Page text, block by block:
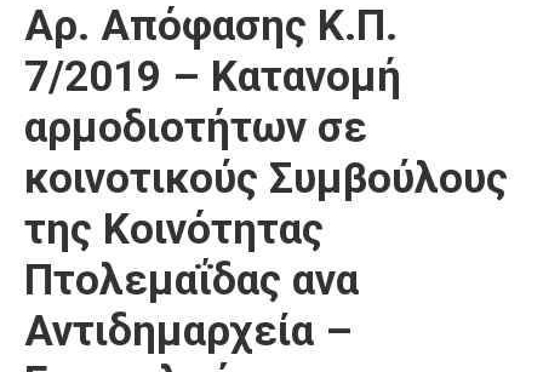
Αποφάσεις
Τηλέφωνα
Καιρός
Αρ. Απόφασης Κ.Π.
7/2019 – Κατανομή
αρμοδιοτήτων σε
κοινοτικούς Συμβούλους
της Κοινότητας
Πτολεμαΐδας ανα
Αντιδημαρχεία –